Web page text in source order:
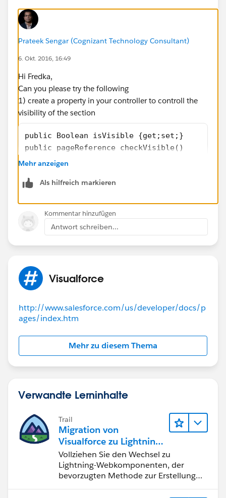
<div class="requiredBlock"></div>
<apex:inputtextarea value="
{!case1.Special_Accommodation_Instructions__c}"
cols="100" rows="5"/>
</div>
</apex:outputPanel>
</apex:pageBlockSectionItem>
</apex:pageBlockSection>
</apex:outputpanel>
Prateek Sengar (Cognizant Technology Consultant)
6. Okt. 2016, 16:49
Hi Fredka,
Can you please try the following
1) create a property in your controller to controll the
visibility of the section
public Boolean isVisible {get;set;}
public pageReference checkVisible()
{
}
<apex:pageBlockSectionItem >
<apex:outputLabel
<apex:inputfield
                        </apex:inputfield>
                    </apex:actionregion>
                </apex:pageblocksectionItem>
<apex:pageBlockSection
             <apex:pageBlockSectionItem >
                    <apex:outputPanel >
<div
                        </div>
                    </apex:outputPanel>
Mehr anzeigen
Als hilfreich markieren
Kommentar hinzufügen
Antwort schreiben...
Visualforce
http://www.salesforce.com/us/developer/docs/p
ages/index.htm
Mehr zu diesem Thema
Verwandte Lerninhalte
Trail
Migration von
Visualforce zu Lightning-
Webkomponenten
Vollziehen Sie den Wechsel zu
Lightning-Webkomponenten, der
bevorzugten Methode zur Erstellung